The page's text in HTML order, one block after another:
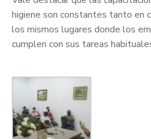
higiene son constantes tanto en
los mismos lugares donde los
cumplen con sus tareas